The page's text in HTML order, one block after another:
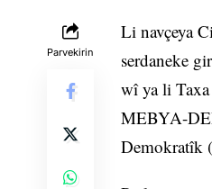
Parvekirin
Li navçeya
serdaneke
wî ya li Taxa
MEBYA-
Demokratîk